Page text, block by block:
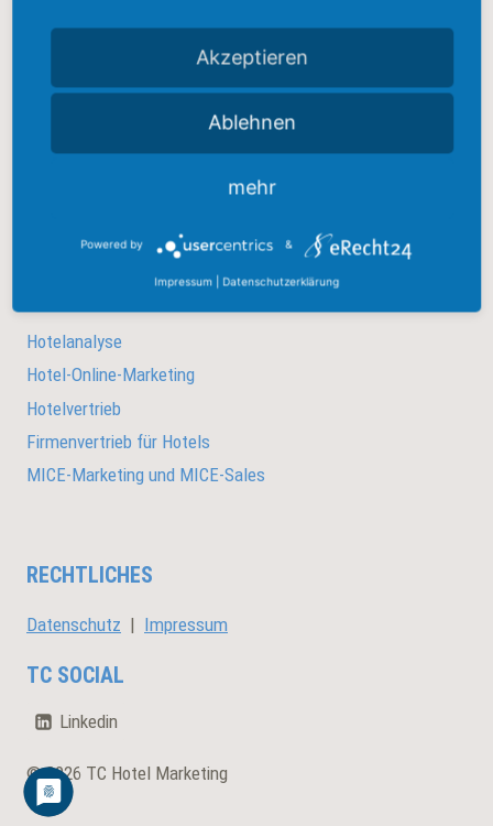
Hangarder Weg 12
Hotelanalyse
Hotel-Online-Marketing
Hotelvertrieb
Firmenvertrieb für Hotels
MICE-Marketing und MICE-Sales
RECHTLICHES
Datenschutz | Impressum
TC SOCIAL
Linkedin
© 2026 TC Hotel Marketing
Akzeptieren
Ablehnen
mehr
Powered by &
Impressum Datenschutzerklärung